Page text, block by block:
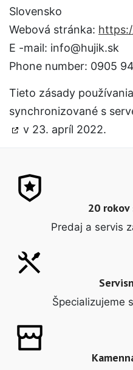
Slovensko
Webová stránka:
E -mail: info@hujik.sk
Phone number: 0905
Tieto zásady
synchronizované s
v 23. apríl 2022.
20
Predaj a servis
Špecializujeme